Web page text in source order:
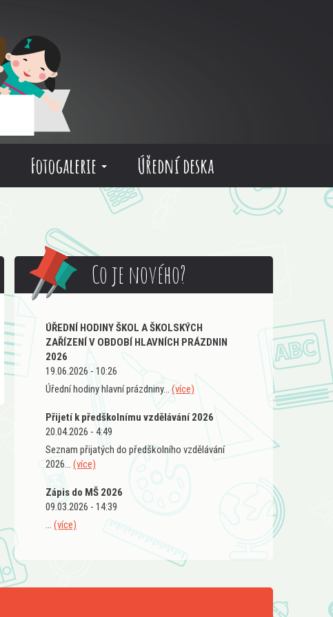
Fotogalerie Úřední deska
Co je nového?
ÚŘEDNÍ HODINY ŠKOL A ŠKOLSKÝCH
ZAŘÍZENÍ V OBDOBÍ HLAVNÍCH PRÁZDNIN
2026
19.06.2026 - 10:26
Úřední hodiny hlavní prázdniny... (více)
Přijetí k předškolnímu vzdělávání 2026
20.04.2026 - 4:49
Seznam přijatých do předškolního vzdělávání
2026... (více)
Zápis do MŠ 2026
09.03.2026 - 14:39
... (více)